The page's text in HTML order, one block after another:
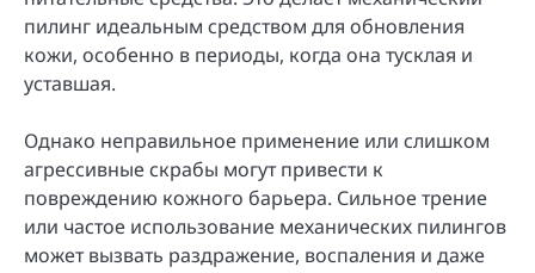
пилинг идеальным средством для обновления
кожи, особенно в периоды, когда она тусклая и
уставшая.
Однако неправильное применение или слишком
агрессивные скрабы могут привести к
повреждению кожного барьера. Сильное трение
или частое использование механических пилингов
может вызвать раздражение, воспаления и даже